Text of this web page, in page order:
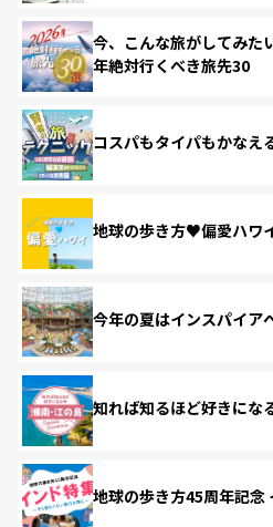
今、こんな旅がしてみた
年絶対行くべき旅先30
コスパもタイパもかなえ
地球の歩き方♥偏愛ハワ
今年の夏はインスパイア
知れば知るほど好きにな
地球の歩き方45周年記念